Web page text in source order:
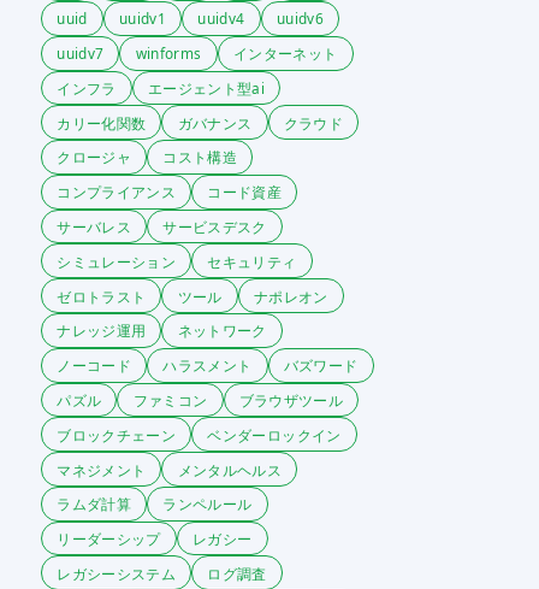
uuid uuidv1 uuidv4
uuidv6
uuidv7
winforms
インターネット
インフラ
エージェント型ai
カリー化関数
ガバナンス
クラウド
クロージャ
コスト構造
コンプライアンス
コード資産
サーバレス
サービスデスク
シミュレーション
セキュリティ
ゼロトラスト
ツール
ナポレオン
ナレッジ運用
ネットワーク
ノーコード
ハラスメント
バズワード
パズル
ファミコン
ブラウザツール
ブロックチェーン
ベンダーロックイン
マネジメント
メンタルヘルス
ラムダ計算
ランペルール
リーダーシップ
レガシー
レガシーシステム
ログ調査